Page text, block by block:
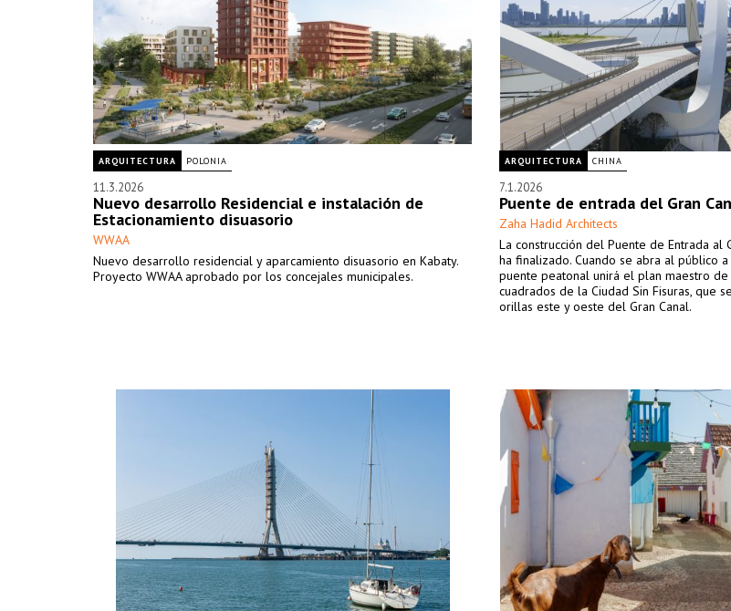
ARQUITECTURA POLONIA
11.3.2026
Nuevo desarrollo Residencial e instalación de
Estacionamiento disuasorio
WWAA
Nuevo desarrollo residencial y aparcamiento disuasorio en Kabaty.
Proyecto WWAA aprobado por los concejales municipales.
ARQUITECTURA CHINA
7.1.2026
Puente de entrada del Gran
Zaha Hadid Architects
La construcción del Puente de Entrada al
ha finalizado. Cuando se abra al público
puente peatonal unirá el plan maestro
cuadrados de la Ciudad Sin Fisuras, que
orillas este y oeste del Gran Canal.